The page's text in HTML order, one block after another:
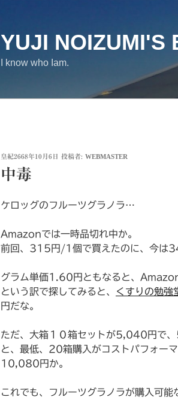
YUJI NOIZUMI'S
I know who Iam.
投
日:
皇紀2668年10月6日 投稿者: WEBMASTER
中毒
ケロッグのフルーツグラノラ…
Amazonでは一時品切れ中か。
前回、315円/1個で買えたのに、今は
グラム単価1.60円ともなると、
という訳で探してみると、
くすりの勉強
円だな。
ただ、大箱１０箱セットが5,040円で
と、最低、20箱購入がコストパフォーマ
10,080円か。
これでも、フルーツグラノラが購入可能